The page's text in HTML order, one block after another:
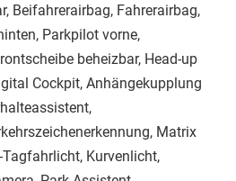
Beifahrerairbag, Fahrerairbag,
Parkpilot vorne,
beheizbar, Head-up
Cockpit, Anhängekupplung
Matrix
Tagfahrlicht, Kurvenlicht,